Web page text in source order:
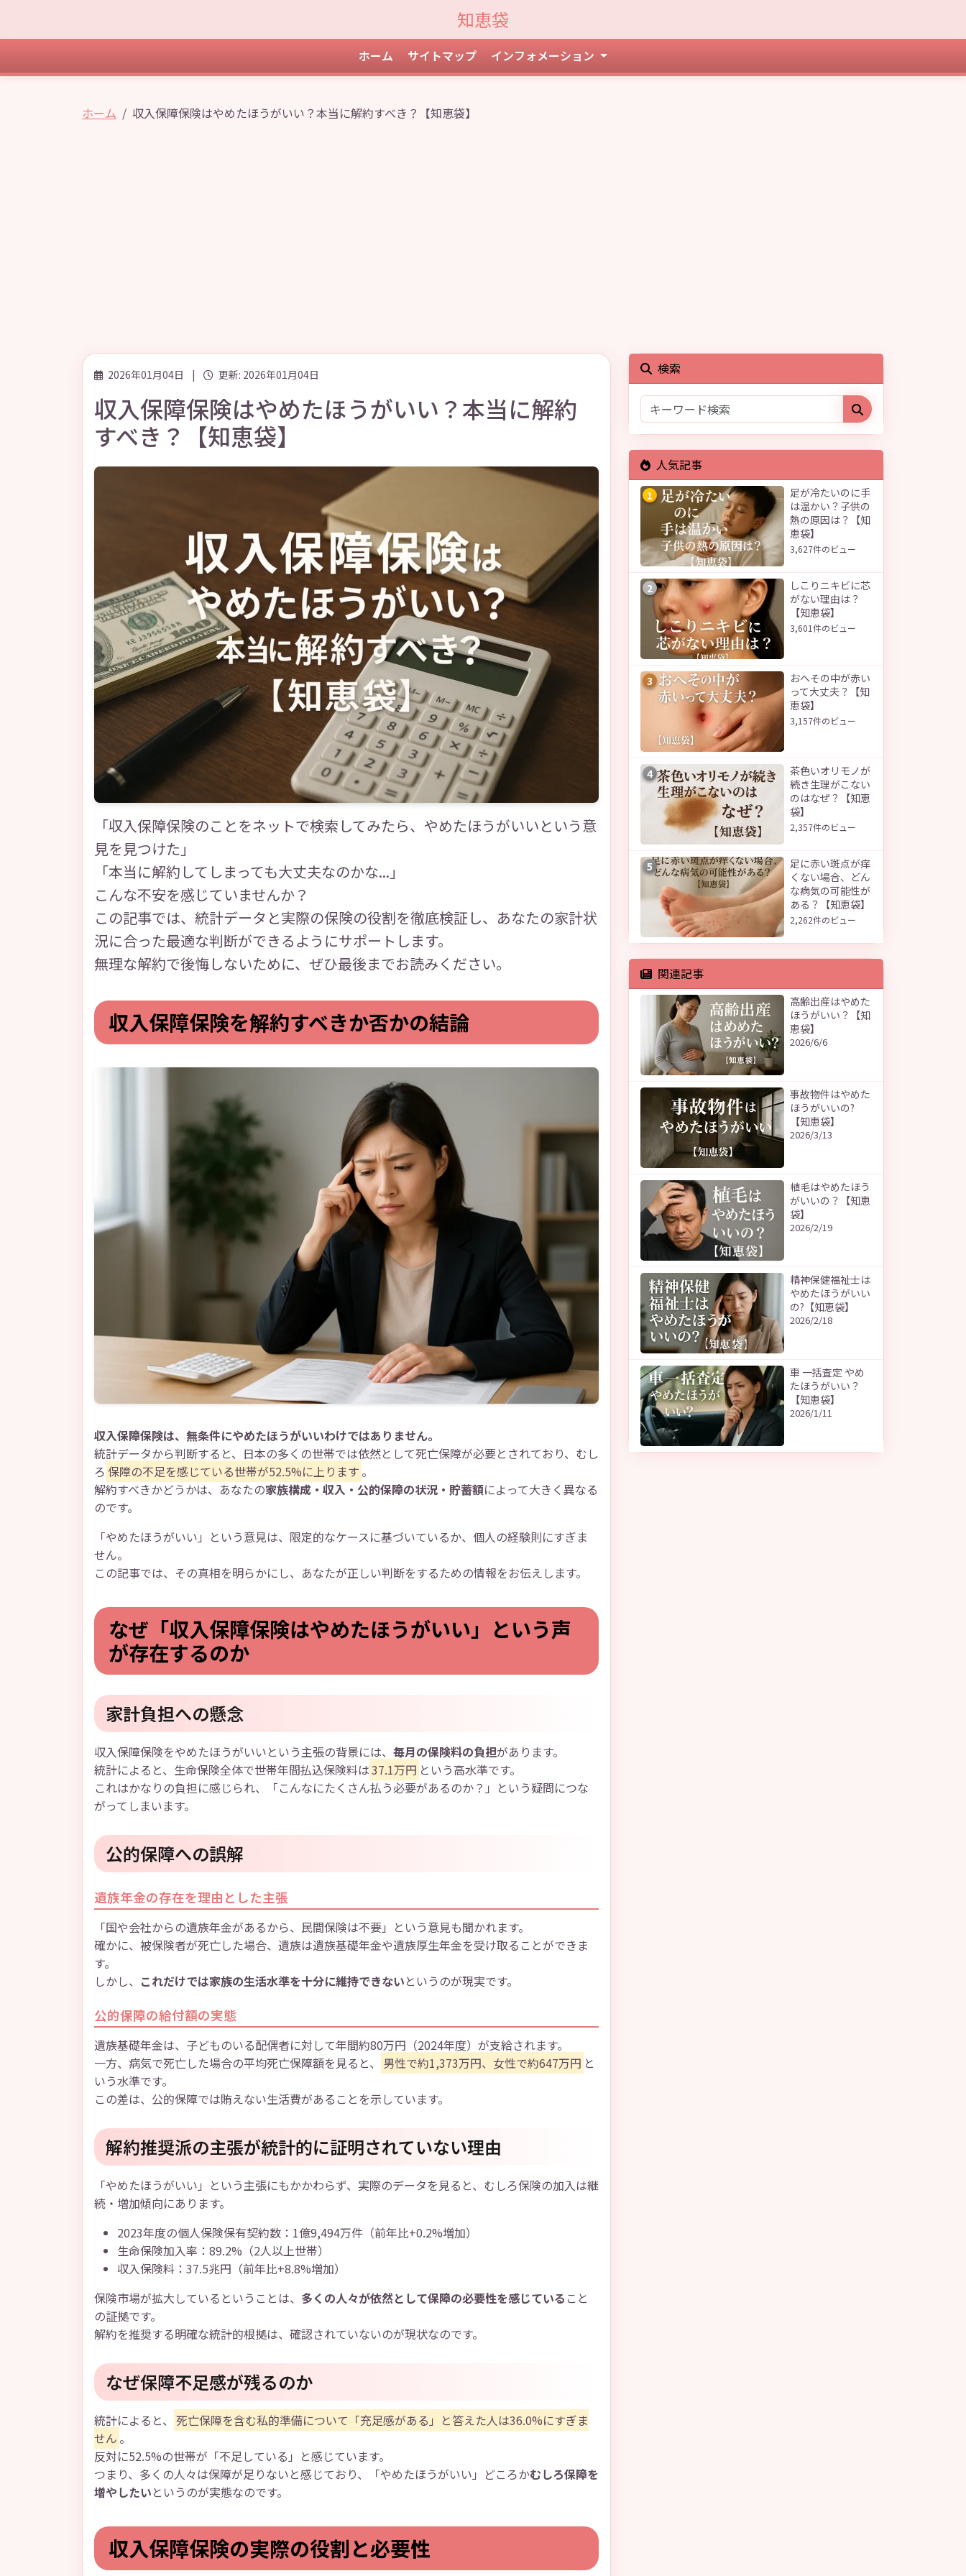
知恵袋
ホーム サイトマップ インフォメーション
ホーム 収入保障保険はやめたほうがいい？本当に解約すべき？【知恵袋】
2026年01月04日 | 更新: 2026年01月04日
収入保障保険はやめたほうがいい？本当に解約
すべき？【知恵袋】
「収入保障保険のことをネットで検索してみたら、やめたほうがいいという意
見を見つけた」
「本当に解約してしまっても大丈夫なのかな...」
こんな不安を感じていませんか？
この記事では、統計データと実際の保険の役割を徹底検証し、あなたの家計状
況に合った最適な判断ができるようにサポートします。
無理な解約で後悔しないために、ぜひ最後までお読みください。
収入保障保険を解約すべきか否かの結論
収入保障保険は、無条件にやめたほうがいいわけではありません。
統計データから判断すると、日本の多くの世帯では依然として死亡保障が必要とされており、むし
ろ 保障の不足を感じている世帯が52.5%に上ります 。
解約すべきかどうかは、あなたの家族構成・収入・公的保障の状況・貯蓄額によって大きく異なる
のです。
「やめたほうがいい」という意見は、限定的なケースに基づいているか、個人の経験則にすぎま
せん。
この記事では、その真相を明らかにし、あなたが正しい判断をするための情報をお伝えします。
なぜ「収入保障保険はやめたほうがいい」という声
が存在するのか
家計負担への懸念
収入保障保険をやめたほうがいいという主張の背景には、 毎月の保険料の負担があります。
統計によると、生命保険全体で世帯年間払込保険料は37.1万円 という高水準です。
これはかなりの負担に感じられ、「こんなにたくさん払う必要があるのか？」という疑問につな
がってしまいます。
公的保障への誤解
遺族年金の存在を理由とした主張
「国や会社からの遺族年金があるから、民間保険は不要」という意見も聞かれます。
確かに、被保険者が死亡した場合、遺族は遺族基礎年金や遺族厚生年金を受け取ることができま
す。
しかし、 これだけでは家族の生活水準を十分に維持できないというのが現実です。
公的保障の給付額の実態
遺族基礎年金は、子どものいる配偶者に対して年間約80万円（2024年度）が支給されます。
一方、病気で死亡した場合の平均死亡保障額を見ると、
男性で約1,373万円、女性で約647万円 と
いう水準です。
この差は、公的保障では賄えない生活費があることを示しています。
解約推奨派の主張が統計的に証明されていない理由
「やめたほうがいい」という主張にもかかわらず、実際のデータを見ると、むしろ保険の加入は継
続・増加傾向にあります。
2023年度の個人保険保有契約数：1億9,494万件（前年比+0.2%増加）
生命保険加入率：89.2%（2人以上世帯）
収入保険料：37.5兆円（前年比+8.8%増加）
保険市場が拡大しているということは、 多くの人々が依然として保障の必要性を感じている こと
の証拠です。
解約を推奨する明確な統計的根拠は、確認されていないのが現状なのです。
なぜ保障不足感が残るのか
統計によると、 死亡保障を含む私的準備について「充足感がある」と答えた人は36.0%にすぎま
せん 。
反対に52.5%の世帯が「不足している」と感じています。
つまり、多くの人々は保障が足りないと感じており、「やめたほうがいい」どころかむしろ保障を
増やしたいというのが実態なのです。
収入保障保険の実際の役割と必要性
検索
人気記事
1
足が冷たいのに手
は温かい？子供の
熱の原因は？【知
恵袋】
3,627件のビュー
2
しこりニキビに芯
がない理由は？
【知恵袋】
3,601件のビュー
3
おへその中が赤い
って大丈夫？【知
恵袋】
3,157件のビュー
4
茶色いオリモノが
続き生理がこない
のはなぜ？【知恵
袋】
2,357件のビュー
5
足に赤い斑点が痒
くない場合、どん
な病気の可能性が
ある？【知恵袋】
2,262件のビュー
関連記事
高齢出産はやめた
ほうがいい？【知
恵袋】
2026/6/6
事故物件はやめた
ほうがいいの?
【知恵袋】
2026/3/13
植毛はやめたほう
がいいの？【知恵
袋】
2026/2/19
精神保健福祉士は
やめたほうがいい
の?【知恵袋】
2026/2/18
車 一括査定 やめ
たほうがいい？
【知恵袋】
2026/1/11